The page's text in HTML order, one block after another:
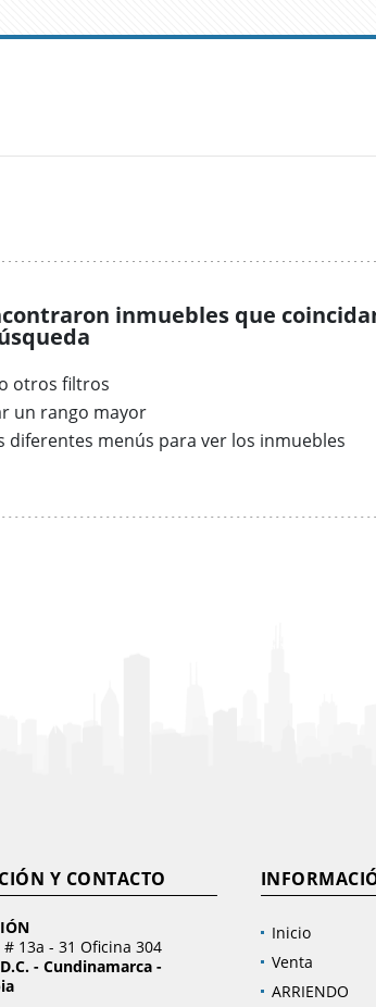
inmuebles que
otros filtros
un rango mayor
diferentes menús para ver los inmuebles
Y CONTACTO
# 13a - 31 Oficina 304
- Cundinamarca -
Inicio
Venta
ARRIENDO